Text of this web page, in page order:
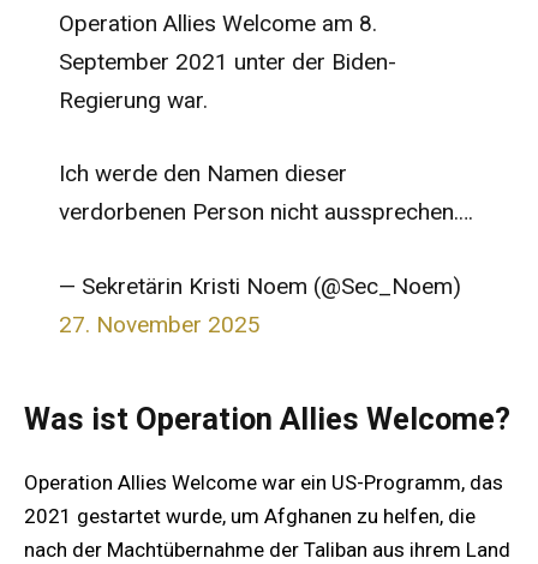
Operation Allies Welcome am 8.
September 2021 unter der Biden-
Regierung war.
Ich werde den Namen dieser
verdorbenen Person nicht aussprechen.…
— Sekretärin Kristi Noem (@Sec_Noem)
27. November 2025
Was ist Operation Allies Welcome?
Operation Allies Welcome war ein US-Programm, das
2021 gestartet wurde, um Afghanen zu helfen, die
nach der Machtübernahme der Taliban aus ihrem Land